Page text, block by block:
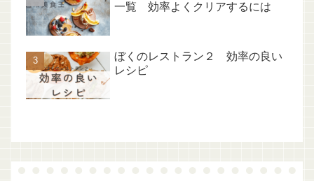
一覧 効率よくクリアするには
ぼくのレストラン２ 効率の良い
レシピ